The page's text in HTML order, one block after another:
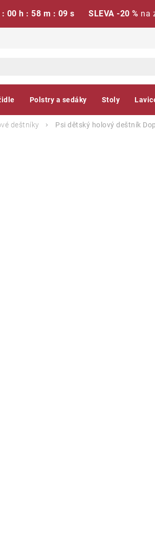
: 00 h : 58 m : 08 s SLEVA -20 % na
Polstry a sedáky Stoly
deštníky Psi dětský holový deštník